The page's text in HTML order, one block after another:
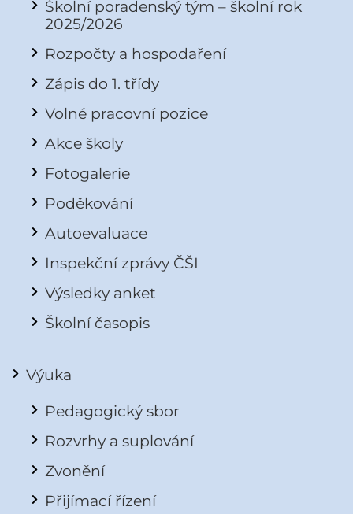
Školní poradenský tým – školní rok
2025/2026
Rozpočty a hospodaření
Zápis do 1. třídy
Volné pracovní pozice
Akce školy
Fotogalerie
Poděkování
Autoevaluace
Inspekční zprávy ČŠI
Výsledky anket
Školní časopis
Výuka
Pedagogický sbor
Rozvrhy a suplování
Zvonění
Přijímací řízení